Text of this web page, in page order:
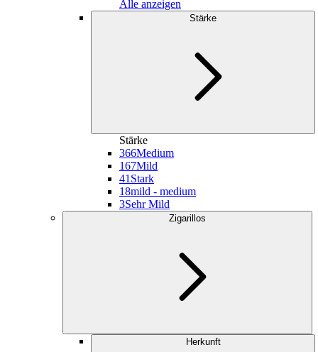
Alle anzeigen
Stärke
Stärke
366Medium
167Mild
41 Stark
18mild - medium
3Sehr Mild
Zigarillos
Herkunft